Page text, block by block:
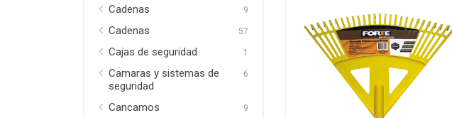
Cadenas 9
Cadenas 57
Cajas de seguridad 1
Camaras y sistemas de
seguridad
6
Cancamos 9